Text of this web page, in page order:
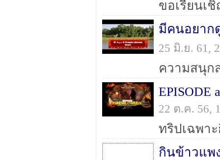
25 มิ.ย. 61,
EPISODE
22 ต.ค. 56,
กินข้าวแพ